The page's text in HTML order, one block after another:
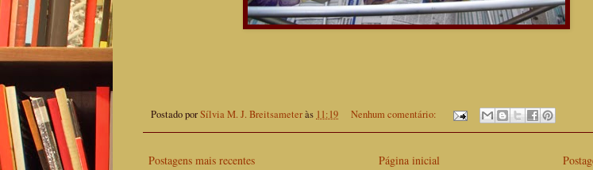
Postado porSílvia M. J. Breitsameteràs 11:19 Nenhum comentário:
Postagens mais recentes Página inicial